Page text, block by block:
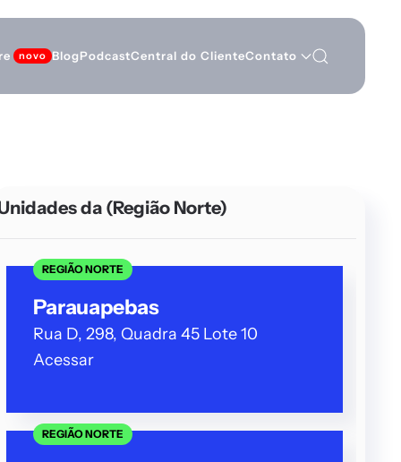
BlogPodcastCentral do ClienteContato
da (Região Norte)
Parauapebas
REGIÃO NORTE
Rua D, 298, Quadra 45 Lote 10
Acessar
REGIÃO NORTE